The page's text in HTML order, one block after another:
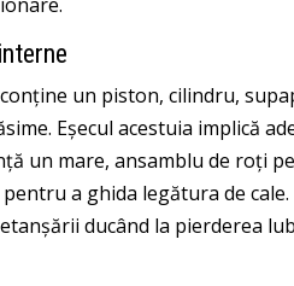
un piston, cilindru,
Eșecul acestuia implică
un mare, ansamblu de roți
a ghida legătura de
ducând la pierderea